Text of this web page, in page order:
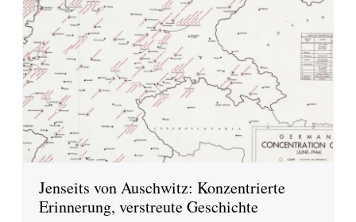
Jenseits von Auschwitz: Konzentrierte
Erinnerung, verstreute Geschichte